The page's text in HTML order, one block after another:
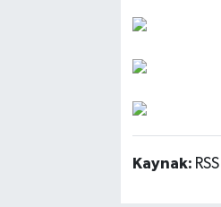
Kaynak: RSS